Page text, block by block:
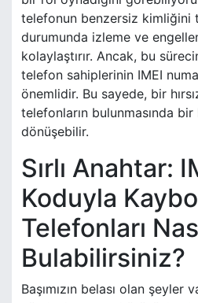
telefonun benzersiz kimliğini
durumunda izleme ve
kolaylaştırır. Ancak, bu
telefon sahiplerinin IMEI
önemlidir. Bu sayede, bir
telefonların bulunmasında bir
dönüşebilir.
Sırlı Anahtar:
Koduyla
Telefonları
Bulabilirsiniz?
Başımızın belası olan şeyler